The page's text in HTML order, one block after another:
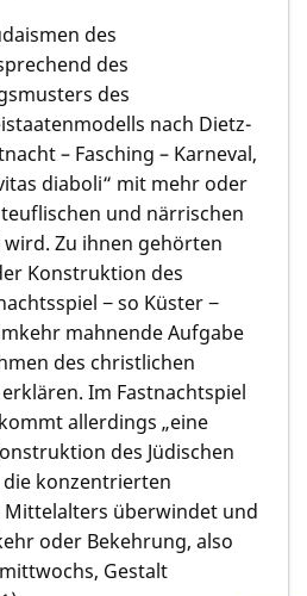
des
des
des
nach Dietz-
– Fasching – Karneval,
diaboli“ mit mehr oder
und närrischen
Zu ihnen gehörten
Konstruktion des
− so Küster −
mahnende Aufgabe
des christlichen
Im Fastnachtspiel
allerdings „eine
des Jüdischen
konzentrierten
überwindet und
oder Bekehrung, also
Gestalt